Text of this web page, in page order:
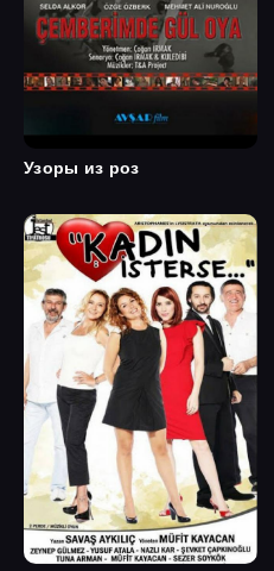
Узоры из роз